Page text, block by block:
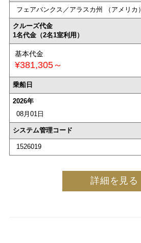
フェアバンクス／アラスカ州 （アメリカ）
クルーズ代金
1名代金（2名1室利用）
基本代金
¥381,305～
乗船日
2026年
08月01日
システム管理コード
1526019
詳細を見る